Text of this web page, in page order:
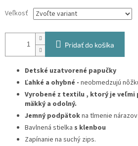
Veľkosť
Pridať do košíka
Detské uzatvorené papučky
Ľahké a ohybné - neobmedzujú
Vyrobené z textilu , ktorý je veľmi
mäkký a odolný.
Jemný podpätokna tlmenie
Bavlnená stielka s klenbou
Zapínanie na suchý zips.